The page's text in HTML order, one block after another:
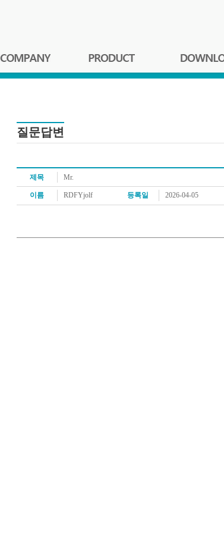
질문답변
제목 Mr.
이름 RDFYjolf 등록일 2026-04-05